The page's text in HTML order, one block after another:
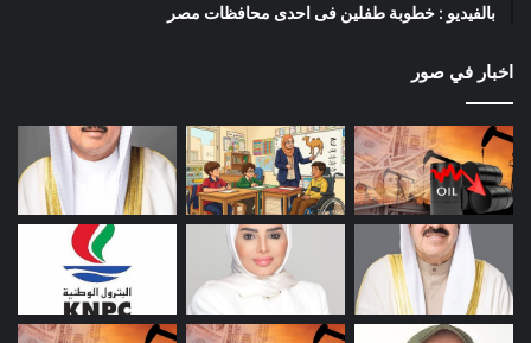
بالفيديو : خطوبة طفلين فى احدى محافظات مصر
اخبار في صور